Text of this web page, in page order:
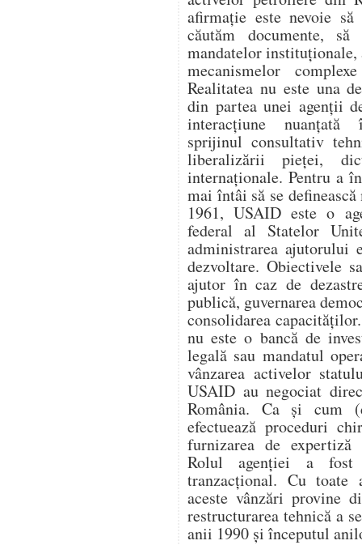
afirmație este nevoie
căutăm documente,
mandatelor instituționale,
mecanismelor
Realitatea nu este una
din partea unei agenții
interacțiune
sprijinul consultativ
liberalizării pieței,
internaționale. Pentru a
mai întâi să se
1961, USAID este o
federal al Statelor
administrarea ajutorului
dezvoltare. Obiectivele
ajutor în caz de
publică, guvernarea
consolidarea
nu este o bancă de
legală sau mandatul
vânzarea activelor
USAID au negociat
România. Ca și cum
efectuează proceduri
furnizarea de expertiză
Rolul agenției a fost
tranzacțional. Cu toate
aceste vânzări provine
restructurarea tehnică a
anii 1990 și începutul